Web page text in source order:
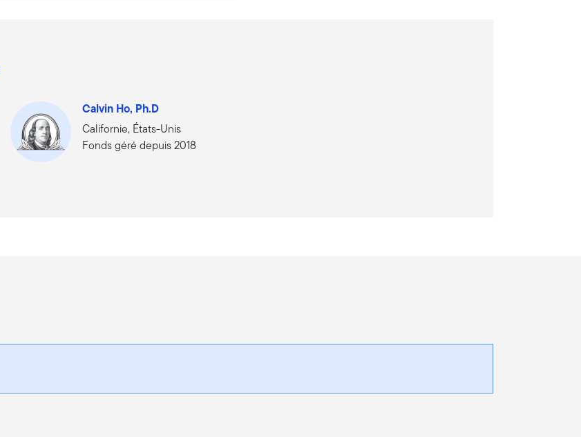
Calvin Ho, Ph.D
Californie, États-Unis
Fonds géré depuis 2018